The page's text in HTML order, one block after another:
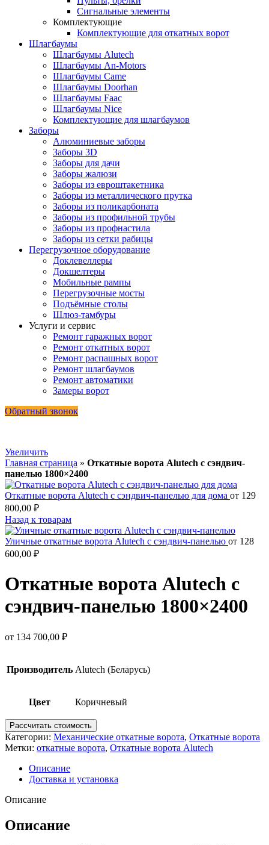
Сигнальные элементы
Комплектующие
Комплектующие для откатных ворот
Шлагбаумы
Шлагбаумы Alutech
Шлагбаумы An-Motors
Шлагбаумы Came
Шлагбаумы Doorhan
Шлагбаумы Faac
Шлагбаумы Nice
Комплектующие для шлагбаумов
Заборы
Алюминиевые заборы
Заборы 3D
Заборы для дачи
Заборы жалюзи
Заборы из евроштакетника
Заборы из металлического прутка
Заборы из поликарбоната
Заборы из профильной трубы
Заборы из профнастила
Заборы из сетки рабицы
Перегрузочное оборудование
Доклевеллеры
Докшелтеры
Мобильные рампы
Перегрузочные мосты
Подъёмные столы
Шлюз-тамбуры
Услуги и сервис
Ремонт гаражных ворот
Ремонт откатных ворот
Ремонт распашных ворот
Ремонт шлагбаумов
Ремонт автоматики
Замеры ворот
Обратный звонок
Увеличить
Главная страница » Откатные ворота Alutech с сэндвич-
панелью 1800×2400
Откатные ворота Alutech с сэндвич-панелью для дома от 129
800,00 ₽
Назад к товарам
Уличные откатные ворота Alutech с сэндвич-панелью от 128
600,00 ₽
Откатные ворота Alutech с
сэндвич-панелью 1800×2400
от 134 700,00 ₽
Производитель Alutech (Беларусь)
Цвет Коричневый
Рассчитать стоимость
Категории: Механические откатные ворота, Откатные ворота
Метки: откатные ворота, Откатные ворота Alutech
Описание
Доставка и установка
Описание
Описание